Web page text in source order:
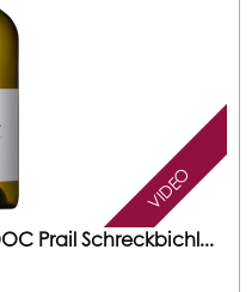
VIDEO
Prail Schreckbichl...